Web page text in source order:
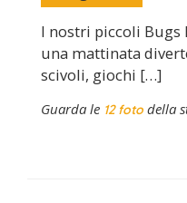
I nostri piccoli Bugs
una mattinata
scivoli, giochi […]
Guarda le 12 foto della